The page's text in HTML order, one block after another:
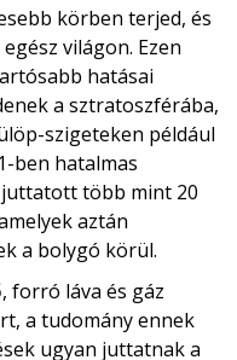
körben terjed, és
világon. Ezen
hatásai
a sztratoszférába,
szigeteken például
ben hatalmas
juttatott több mint 20
aztán
a bolygó körül.
forró láva és gáz
a tudomány ennek
ugyan juttatnak a